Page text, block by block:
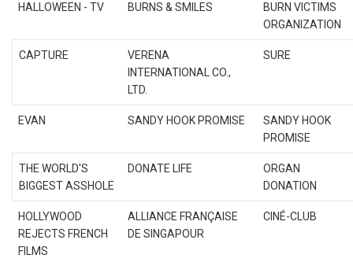
HALLOWEEN - TV BURNS & SMILES
BURN VICTIMS
ORGANIZATION
CAPTURE
VERENA
INTERNATIONAL CO.,
LTD.
SURE
EVAN SANDY HOOK PROMISE
SANDY HOOK
PROMISE
THE WORLD'S
BIGGEST ASSHOLE
DONATE LIFE
ORGAN
DONATION
HOLLYWOOD
REJECTS FRENCH
FILMS
ALLIANCE FRANÇAISE
DE SINGAPOUR
CINÉ-CLUB